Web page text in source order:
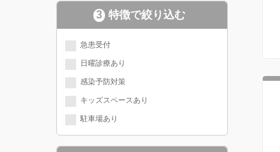
3 特徴で絞り込む
急患受付
日曜診療あり
感染予防対策
キッズスペースあり
駐車場あり